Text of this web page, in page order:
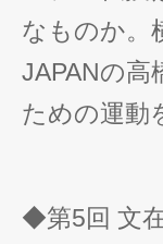
なものか。
JAPANの高
ための運動
◆第5回 文